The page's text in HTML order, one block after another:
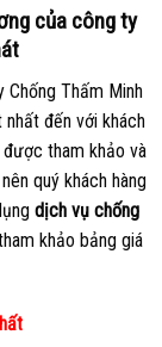
của công ty
Chống Thấm Minh
đến với khách
tham khảo và
quý khách hàng
dịch vụ chống
khảo bảng giá